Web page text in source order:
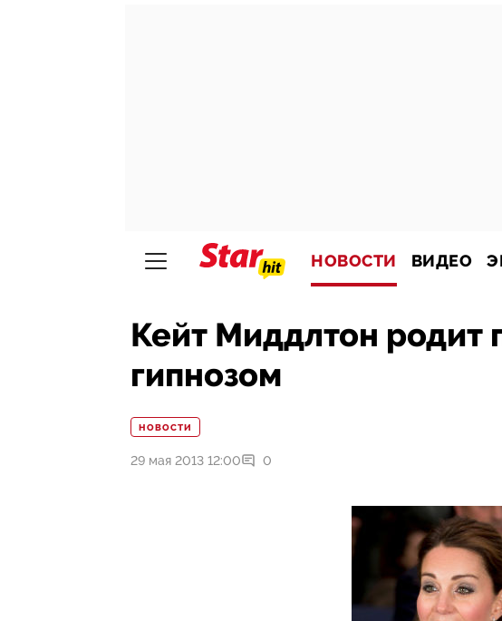
НОВОСТИ ВИДЕО
Кейт Миддлтон родит
гипнозом
НОВОСТИ
29 мая 2013 12:00 0